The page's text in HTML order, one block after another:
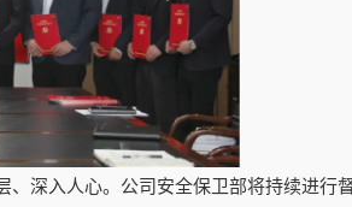
深入人心。公司安全保卫部将持续进行